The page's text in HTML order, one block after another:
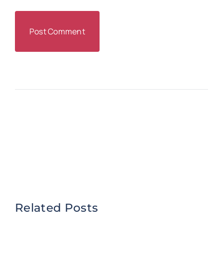
Related Posts